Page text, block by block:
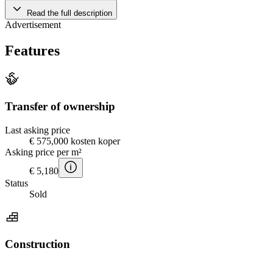
Read the full description
Advertisement
Features
Transfer of ownership
Last asking price
€ 575,000 kosten koper
Asking price per m²
€ 5,180
Status
Sold
Construction